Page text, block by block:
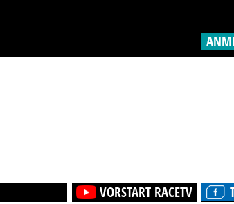
VORSTART RACETV